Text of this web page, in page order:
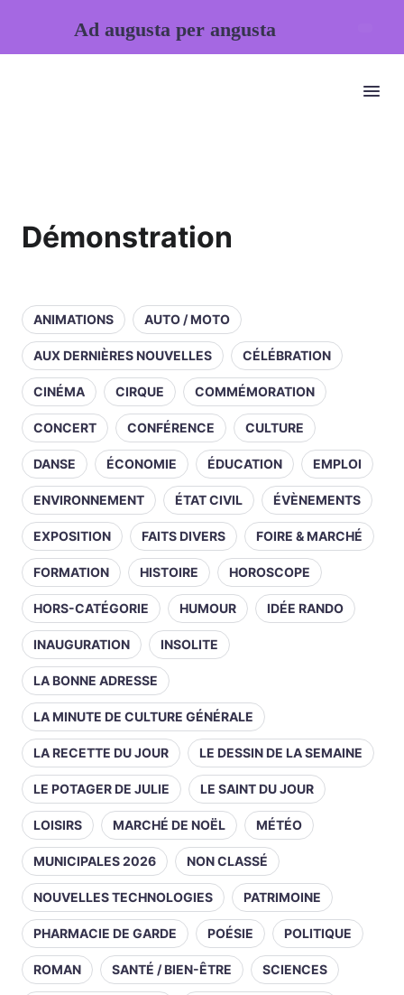
Démonstration
ANIMATIONS AUTO / MOTO
AUX DERNIÈRES NOUVELLES CÉLÉBRATION
CINÉMA CIRQUE COMMÉMORATION
CONCERT CONFÉRENCE CULTURE
DANSE ÉCONOMIE ÉDUCATION EMPLOI
ENVIRONNEMENT ÉTAT CIVIL ÉVÈNEMENTS
EXPOSITION FAITS DIVERS FOIRE & MARCHÉ
FORMATION HISTOIRE HOROSCOPE
HORS-CATÉGORIE HUMOUR IDÉE RANDO
INAUGURATION INSOLITE
LA BONNE ADRESSE
LA MINUTE DE CULTURE GÉNÉRALE
LA RECETTE DU JOUR LE DESSIN DE LA SEMAINE
LE POTAGER DE JULIE LE SAINT DU JOUR
LOISIRS MARCHÉ DE NOËL MÉTÉO
MUNICIPALES 2026 NON CLASSÉ
NOUVELLES TECHNOLOGIES PATRIMOINE
PHARMACIE DE GARDE POÉSIE POLITIQUE
ROMAN SANTÉ / BIEN-ÊTRE SCIENCES
Ad augusta per angusta